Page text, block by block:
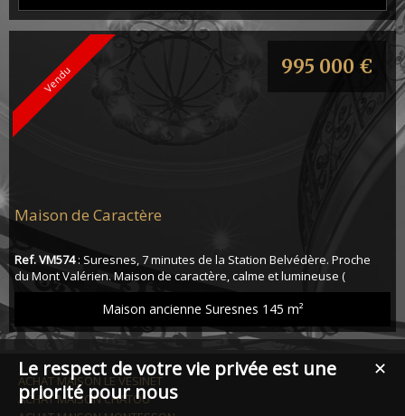
Vendu
Maison de Caractère
Ref. VM574: Suresnes, 7 minutes de la Station Belvédère. Proche
du Mont Valérien. Maison de caractère, calme et lumineuse (
exposition SUD-OUEST) de 145m² sur 2 niveaux, édifiée sur un
terrain arboré de 301m² se décomposant comme suit : - Au rez-de-
chaussée : Entrée, 2 Chambres ( 18 et 12m²), Cuisine équipée et
aménagée, Bureau, Salle de Bain, WC indépendant, Grand Séjour-
Salle à Manger (60m...
Maison ancienne Suresnes 145 m²
995 000 €
ACHAT MAISON LE VÉSINET
ACHAT MAISON CHATOU
✕
Le respect de votre vie privée est une
priorité pour nous